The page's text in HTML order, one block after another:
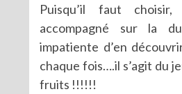
Puisqu’il faut
accompagné sur la
impatiente d’en
chaque fois….il s’agit du
fruits !!!!!!